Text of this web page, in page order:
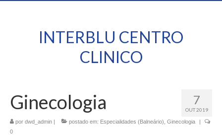
INTERBLU CENTRO
CLINICO
7
OUT 2019
Ginecologia
por dwd_admin | postado em: Especialidades (Balneário) Ginecologia
|
0